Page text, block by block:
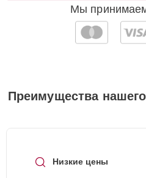
Мы
Преимущества
Низкие цены